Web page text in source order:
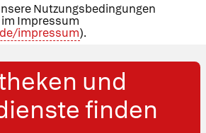
Nutzungsbedingungen
Impressum
impressum).
und
finden